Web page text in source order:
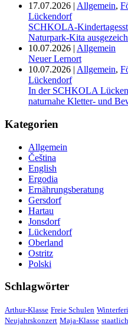
17.07.2026 | Allgemein,
Lückendorf
SCHKOLA-
Naturpark-Kita
10.07.2026 | Allgemein
Neuer Lernort
10.07.2026 | Allgemein,
Lückendorf
In der SCHKOLA
naturnahe Kletter- und
Kategorien
Allgemein
Čeština
English
Ergodia
Ernährungsberatung
Gersdorf
Hartau
Jonsdorf
Lückendorf
Oberland
Ostritz
Polski
Schlagwörter
Arthur-Klasse Freie Schulen
Neujahrskonzert Maja-Klasse